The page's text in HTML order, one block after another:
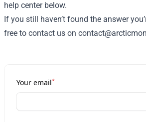
help center below.
If you still haven’t found the answer
free to contact us on